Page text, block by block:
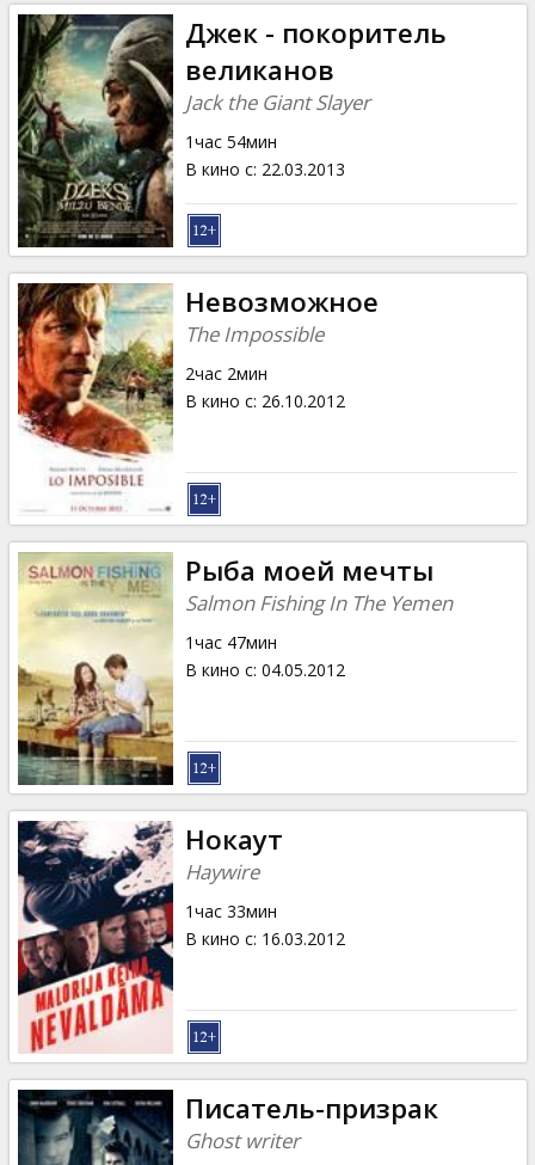
Джек - покоритель
великанов
Jack the Giant Slayer
1час 54мин
В кино с: 22.03.2013
Невозможное
The Impossible
2час 2мин
В кино с: 26.10.2012
Рыба моей мечты
Salmon Fishing In The Yemen
1час 47мин
В кино с: 04.05.2012
Нокаут
Haywire
1час 33мин
В кино с: 16.03.2012
Писатель-призрак
Ghost writer